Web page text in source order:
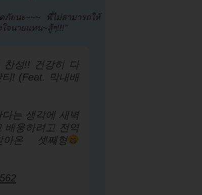
ภัยนะ~~~ พี่ไม่สามารถให้
จนายแทน~สู้ๆ!!!”
찬성!! 건강히 다
! (Feat. 막내배
는 생각에 새벽
배웅하려고 전역
온 셋째형